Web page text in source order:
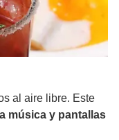
al aire libre. Este
música y pantallas